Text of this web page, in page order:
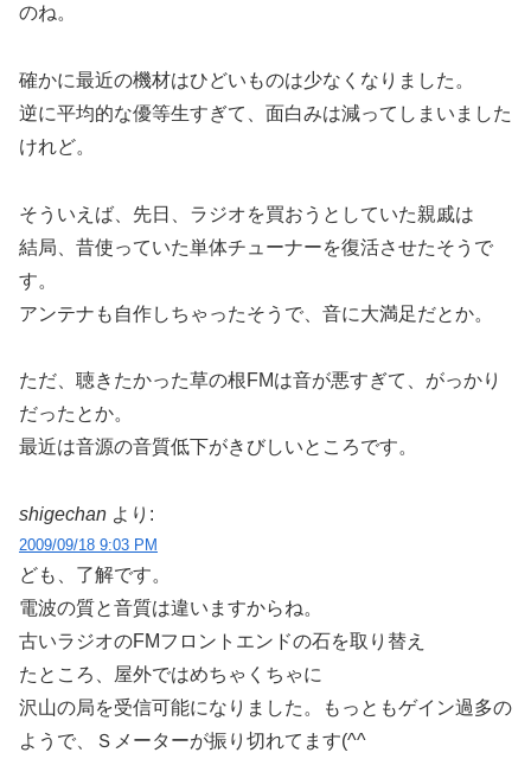
のね。
確かに最近の機材はひどいものは少なくなりました。
逆に平均的な優等生すぎて、面白みは減ってしまいました
けれど。
そういえば、先日、ラジオを買おうとしていた親戚は
結局、昔使っていた単体チューナーを復活させたそうで
す。
アンテナも自作しちゃったそうで、音に大満足だとか。
ただ、聴きたかった草の根FMは音が悪すぎて、がっかり
だったとか。
最近は音源の音質低下がきびしいところです。
shigechan より:
2009/09/18 9:03 PM
ども、了解です。
電波の質と音質は違いますからね。
古いラジオのFMフロントエンドの石を取り替え
たところ、屋外ではめちゃくちゃに
沢山の局を受信可能になりました。もっともゲイン過多の
ようで、Ｓメーターが振り切れてます(^^ゞ